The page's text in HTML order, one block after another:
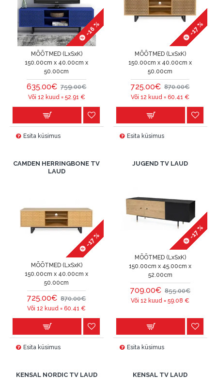
-16 %
MÕÕTMED (LxSxK)
150.00cm x 40.00cm x
50.00cm
635.00€ 759.00€
Või 12 kuud = 52.91 €
Esita küsimus
-17 %
MÕÕTMED (LxSxK)
150.00cm x 40.00cm x
50.00cm
725.00€ 870.00€
Või 12 kuud = 60.41 €
Esita küsimus
CAMDEN HERRINGBONE TV
LAUD
-17 %
MÕÕTMED (LxSxK)
150.00cm x 40.00cm x
50.00cm
725.00€ 870.00€
Või 12 kuud = 60.41 €
Esita küsimus
JUGEND TV LAUD
-17 %
MÕÕTMED (LxSxK)
150.00cm x 45.00cm x
52.00cm
709.00€ 855.00€
Või 12 kuud =59.08 €
Esita küsimus
KENSAL NORDIC TV LAUD KENSAL TV LAUD